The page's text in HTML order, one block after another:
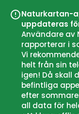
Naturkartan-
uppdateras
Användare av
rapporterar i
Vi
helt från sin
igen! Då skall
befintliga
efter
all data för